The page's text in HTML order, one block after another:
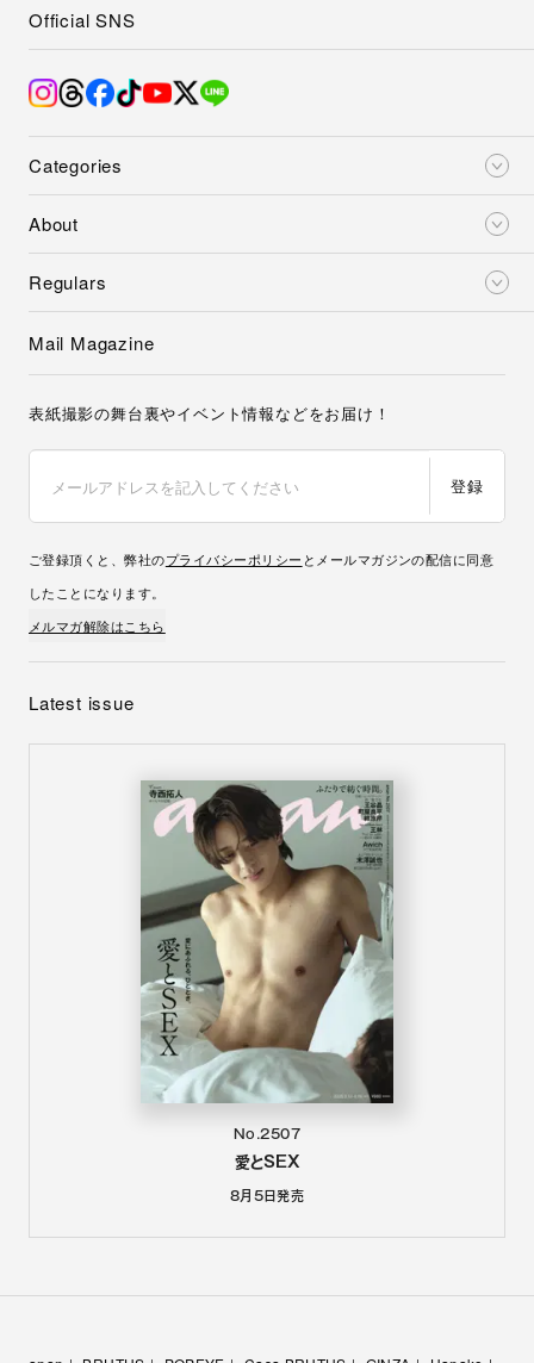
Categories
About
Regulars
Official SNS
Mail Magazine
表紙撮影の舞台裏やイベント情報などをお届け！
登録
ご登録頂くと、弊社のプライバシーポリシー とメールマガジンの配信に同意
したことになります。
メルマガ解除はこちら
Latest issue
No.2507
愛とSEX
8月5日発売